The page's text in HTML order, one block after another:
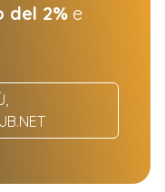
del 2% e